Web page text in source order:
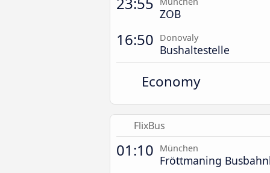
ZOB
16:50 Donovaly
Bushaltestelle
Economy
FlixBus
01:10 München
Fröttmaning